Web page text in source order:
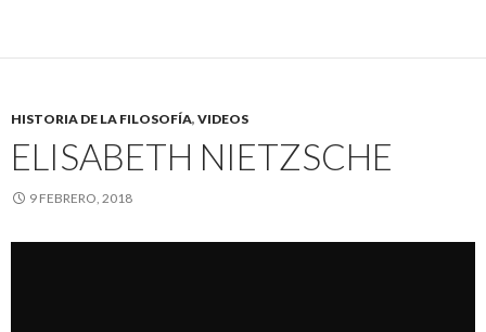
HISTORIA DE LA FILOSOFÍA, VIDEOS
ELISABETH NIETZSCHE
9 FEBRERO, 2018